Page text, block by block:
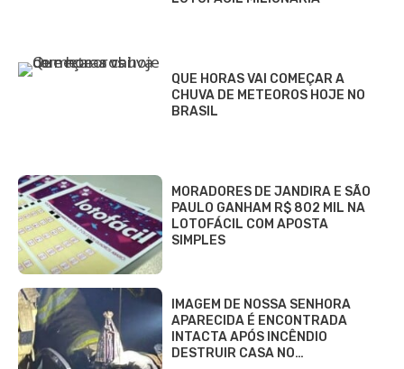
QUE HORAS VAI COMEÇAR A
CHUVA DE METEOROS HOJE NO
BRASIL
MORADORES DE JANDIRA E SÃO
PAULO GANHAM R$ 802 MIL NA
LOTOFÁCIL COM APOSTA
SIMPLES
IMAGEM DE NOSSA SENHORA
APARECIDA É ENCONTRADA
INTACTA APÓS INCÊNDIO
DESTRUIR CASA NO…